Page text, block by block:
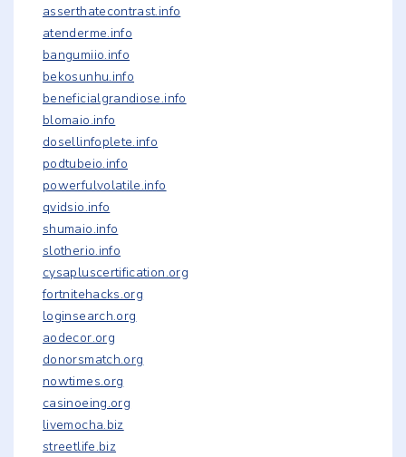
asserthatecontrast.info
atenderme.info
bangumiio.info
bekosunhu.info
beneficialgrandiose.info
blomaio.info
dosellinfoplete.info
podtubeio.info
powerfulvolatile.info
qvidsio.info
shumaio.info
slotherio.info
cysapluscertification.org
fortnitehacks.org
loginsearch.org
aodecor.org
donorsmatch.org
nowtimes.org
casinoeing.org
livemocha.biz
streetlife.biz